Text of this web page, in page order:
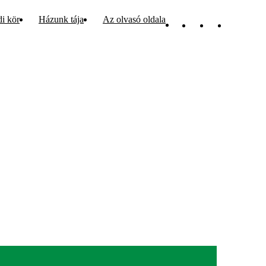
kör Házunk tája Az olvasó oldala